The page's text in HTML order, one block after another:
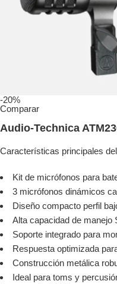
-20%
Comparar
Audio-Technica
Características principales del
Kit de micrófonos para
3 micrófonos dinámicos
Diseño compacto perfil
Alta capacidad de manejo
Soporte integrado para
Respuesta optimizada
Construcción metálica
Ideal para toms y